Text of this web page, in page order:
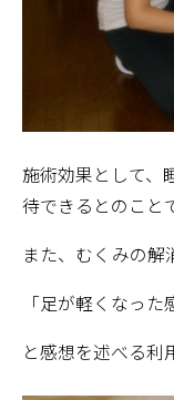
施術効果として、
待できるとのこと
また、むくみの解
「足が軽くなった
と感想を述べる利